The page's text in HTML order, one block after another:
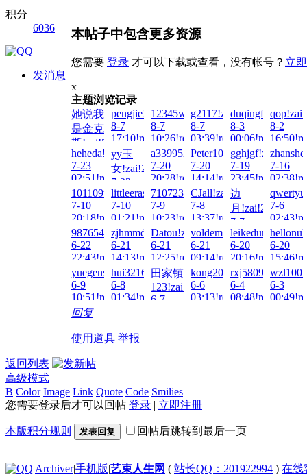
积分
6036
发消息
本帖子中包含更多资源
您需要 登录 才可以下载或查看，没有帐号？ 立
x
主题浏览记录
她说我
是金克
斯!zai!2026-
8-7
23:26!read!
pengjie!zai!2026-
8-7
17:10!read!
12345wto!zai!2026-
8-7
10:26!read!
g2117!zai!2026-
8-7
03:39!read!
8-3
00:06!read!
8-2
heheda!zai!2026-
7-23
02:51!read!
yy玉
女!zai!2026-
7-22
21:44!read!
a3399521!zai!2026-
7-20
20:28!read!
Peter100713!zai!2026-
7-20
14:14!read!
gghjgf!zai!2026-
7-19
23:45!read!
7-16
101109tt!zai!2026-
7-10
20:18!read!
littleeras!zai!2026-
7-10
01:21!read!
71072325!zai!2026-
7-9
10:23!read!
CJall!zai!2026-
7-8
13:37!read!
边
月!zai!2026-
7-7
19:46!read!
7-6
987654hjh!zai!2026-
6-22
22:43!read!
zjhmmdou!zai!2026-
6-21
14:13!read!
Datou!zai!2026-
6-21
12:25!read!
voldemort!zai!2026-
6-21
09:14!read!
6-20
20:16!read!
6-20
yuegensen!zai!2026-
6-9
10:51!read!
hui321644451!zai!2026-
6-8
01:34!read!
田家镇
123!zai!2026-
6-7
kong20!zai!2026-
6-6
03:13!read!
6-4
08:48!read!
6-3
回复
使用道具 举报
返回列表
高级模式
B Color Image Link Quote Code Smilies
您需要登录后才可以回帖 登录 | 立即注册
本版积分规则 发表回复 回帖后跳转到最后一页
|Archiver|手机版|艺束人生网 ( 站长QQ：201922994 ) 在线